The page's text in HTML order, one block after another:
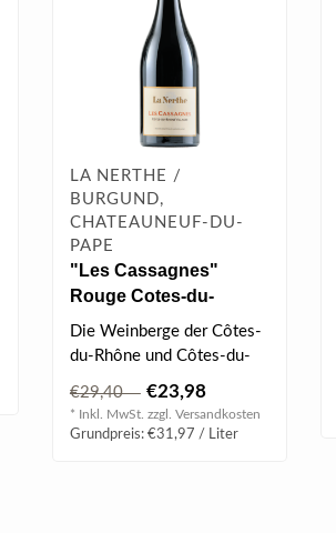
LA NERTHE /
BURGUND,
CHATEAUNEUF-DU-
PAPE
"Les Cassagnes"
Rouge Cotes-du-
Rhone 2021 0.75 l
Die Weinberge der Côtes-
du-Rhône und Côtes-du-
Cassagne..
€29,40 €23,98
* Inkl. MwSt. zzgl. Versandkosten
Grundpreis: €31,97 / Liter